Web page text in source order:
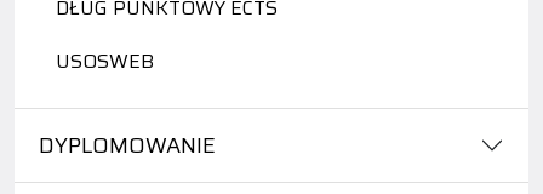
DŁUG PUNKTOWY ECTS
USOSWEB
DYPLOMOWANIE